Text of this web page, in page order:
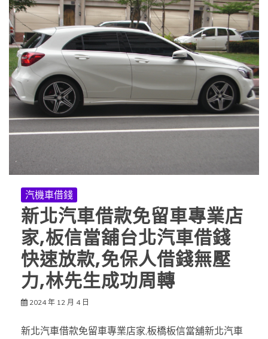
汽機車借錢
新北汽車借款免留車專業店
家,板信當舖台北汽車借錢
快速放款,免保人借錢無壓
力,林先生成功周轉
2024 年 12 月 4 日
新北汽車借款免留車專業店家,板橋板信當舖新北汽車